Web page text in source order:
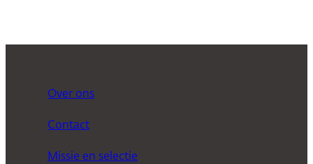
Over ons
Contact
Missie en selectie